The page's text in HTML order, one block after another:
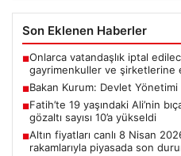
Son Eklenen Haberler
■Onlarca vatandaşlık iptal
gayrimenkuller ve şirketlerine
■Bakan Kurum: Devlet
■Fatih’te 19 yaşındaki Ali’nin
gözaltı sayısı 10’a yükseldi
■Altın fiyatları canlı 8 Nisan
rakamlarıyla piyasada son